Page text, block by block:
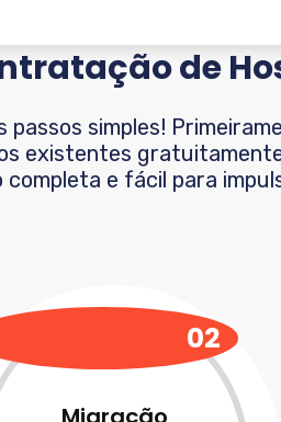
de
passos simples!
existentes
e fácil para
02